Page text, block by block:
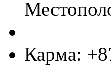
Карма: